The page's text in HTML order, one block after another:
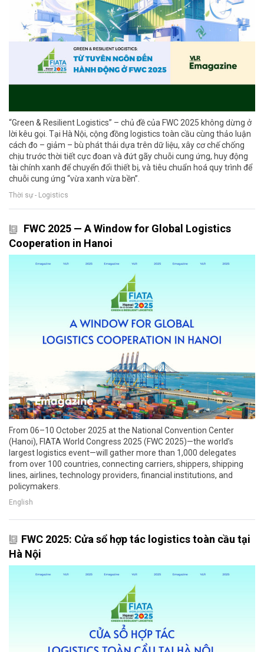
“Green & Resilient Logistics” – chủ đề của FWC 2025 không dừng ở
lời kêu gọi. Tại Hà Nội, cộng đồng logistics toàn cầu cùng thảo luận
cách đo – giảm – bù phát thải dựa trên dữ liệu, xây cơ chế chống
chịu trước thời tiết cực đoan và đứt gãy chuỗi cung ứng, huy động
tài chính xanh để chuyển đổi thiết bị, và tiêu chuẩn hoá quy trình để
chuỗi cung ứng “vừa xanh vừa bền”.
Thời sự - Logistics
FWC 2025 — A Window for Global Logistics
Cooperation in Hanoi
From 06–10 October 2025 at the National Convention Center
(Hanoi), FIATA World Congress 2025 (FWC 2025)—the world’s
largest logistics event—will gather more than 1,000 delegates
from over 100 countries, connecting carriers, shippers, shipping
lines, airlines, technology providers, financial institutions, and
policymakers.
English
FWC 2025: Cửa sổ hợp tác logistics toàn cầu tại
Hà Nội